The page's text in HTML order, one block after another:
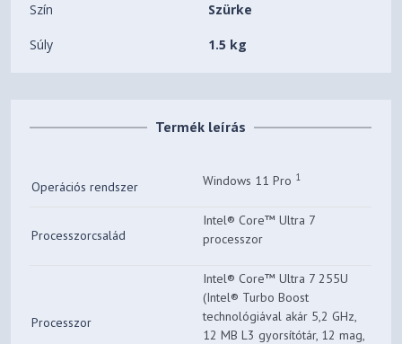
Szín Szürke
Súly 1.5 kg
Termék leírás
Operációs rendszer Windows 11 Pro 1
Processzorcsalád
Intel® Core™ Ultra 7
processzor
Processzor
Intel® Core™ Ultra 7 255U
(Intel® Turbo Boost
technológiával akár 5,2 GHz,
12 MB L3 gyorsítótár, 12 mag,